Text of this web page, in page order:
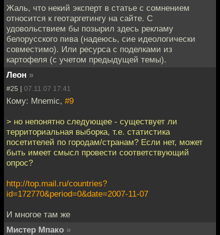
Жаль, что некий эксперт в статье с сомнением
относится к геотаргетингу на сайте. С
удовольствием бы позырил здесь рекламу
белорусского пива (надеюсь, сие идеологически
совместимо). Или ресурса с поделками из
картофеля (с учетом предыдущей темы).
Леон »
#25 | 07.11.07 17:41
Кому: Mnemic, #9
> но непонятно следующее - существует ли
территориальная выборка, т.е. статистика
посетителей по городам/странам? Если нет, может
быть имеет смысл провести соответствующий
опрос?
http://top.mail.ru/countries?
id=172770&period=0&date=2007-11-07
И многое там же
Мистер Мпако »